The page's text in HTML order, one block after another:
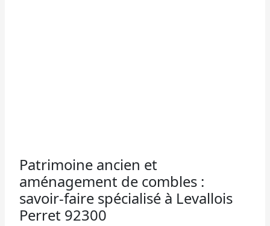
Patrimoine ancien et
aménagement de combles :
savoir-faire spécialisé à Levallois
Perret 92300